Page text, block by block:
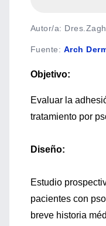
Autor/a:
Fuente: Arch
Objetivo:
Evaluar la
tratamiento por
Diseño:
Estudio
pacientes con
breve historia